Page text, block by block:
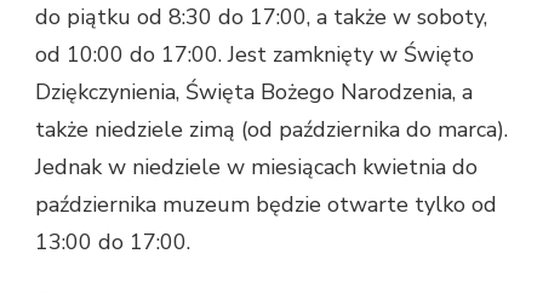
do piątku od 8:30 do 17:00, a także w soboty,
od 10:00 do 17:00. Jest zamknięty w Święto
Dziękczynienia, Święta Bożego Narodzenia, a
także niedziele zimą (od października do marca).
Jednak w niedziele w miesiącach kwietnia do
października muzeum będzie otwarte tylko od
13:00 do 17:00.